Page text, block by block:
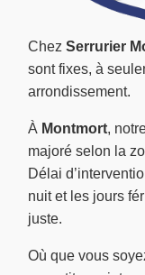
Chez Serrurier
sont fixes, à
arrondissement.
À Montmort,
majoré selon la
Délai
nuit et les jours
juste.
Où que vous